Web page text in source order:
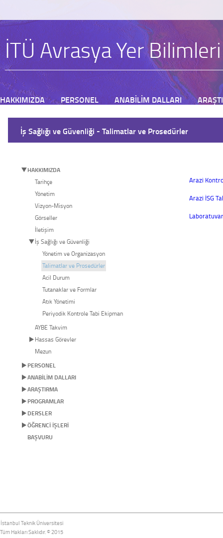
İTÜ Avrasya Yer
HAKKIMIZDA PERSONEL ANABİLİM DALLARI
İş Sağlığı ve Güvenliği - Talimatlar ve Prosedürler
HAKKIMIZDA
Tarihçe
Yönetim
Vizyon-Misyon
Görseller
İletişim
İş Sağlığı ve Güvenliği
Yönetim ve Organizasyon
Talimatlar ve Prosedürler
Acil Durum
Tutanaklar ve Formlar
Atık Yönetimi
Periyodik Kontrole Tabi Ekipman
AYBE Takvim
Hassas Görevler
Mezun
PERSONEL
ANABİLİM DALLARI
ARAŞTIRMA
PROGRAMLAR
DERSLER
ÖĞRENCİ İŞLERİ
BAŞVURU
Arazi
Arazi İSG
İstanbul Teknik Üniversitesi
Tüm Hakları Saklıdır. © 2015